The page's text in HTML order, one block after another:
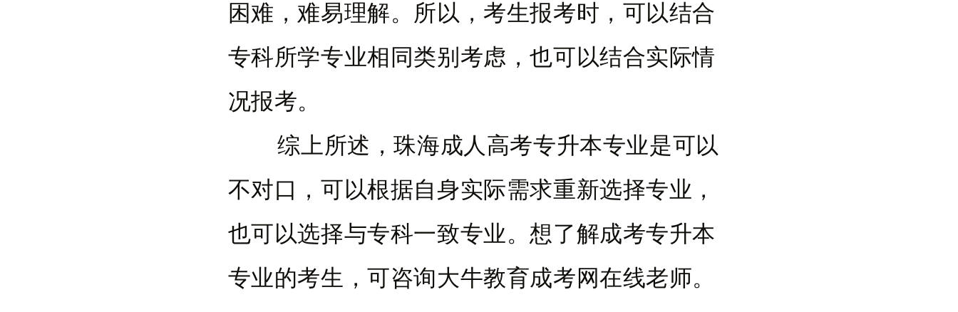
困难，难易理解。所以，考生报考时，可以结合
专科所学专业相同类别考虑，也可以结合实际情
况报考。
综上所述，珠海成人高考专升本专业是可以
不对口，可以根据自身实际需求重新选择专业，
也可以选择与专科一致专业。想了解成考专升本
专业的考生，可咨询大牛教育成考网在线老师。